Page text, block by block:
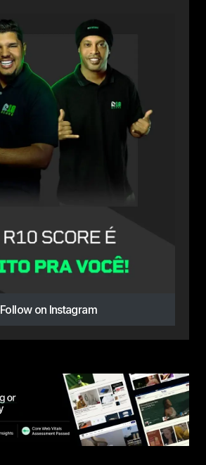
Follow on Instagram